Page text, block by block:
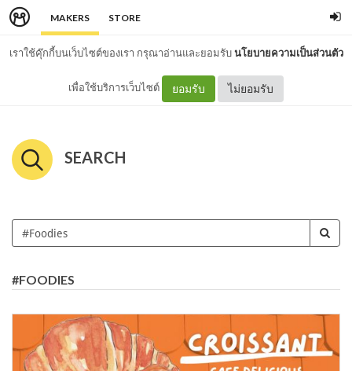
MAKERS STORE
เราใช้คุ๊กกี้บนเว็บไซต์ของเรา กรุณาอ่านและยอมรับนโยบายความเป็นส่วนตัว
เพื่อใช้บริการเว็บไซต์ ยอมรับ ไม่ยอมรับ
SEARCH
#FOODIES